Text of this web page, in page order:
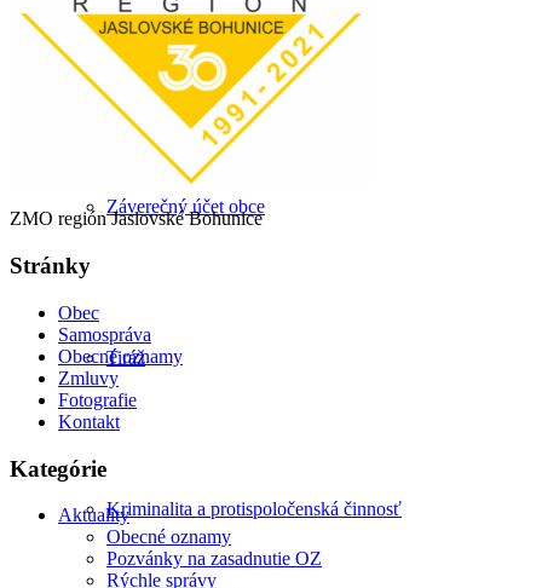
Projekty
Záverečný účet obce
Tiráž
Kriminalita a protispoločenská činnosť
ZMO región Jaslovské Bohunice
Stránky
Obec
Samospráva
Obecné oznamy
Zmluvy
Fotografie
Kontakt
Kategórie
Aktuality
Obecné oznamy
Pozvánky na zasadnutie OZ
Rýchle správy